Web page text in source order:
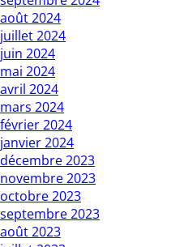
août 2024
juillet 2024
juin 2024
mai 2024
avril 2024
mars 2024
février 2024
janvier 2024
décembre 2023
novembre 2023
octobre 2023
septembre 2023
août 2023